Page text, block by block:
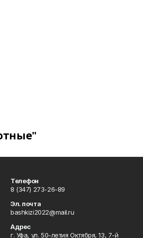
Телефон
8 (347) 273-26-89
Эл. почта
bashkizi2022@mail.ru
Адрес
г. Уфа, ул. 50-летия Октября, 13, 7-й